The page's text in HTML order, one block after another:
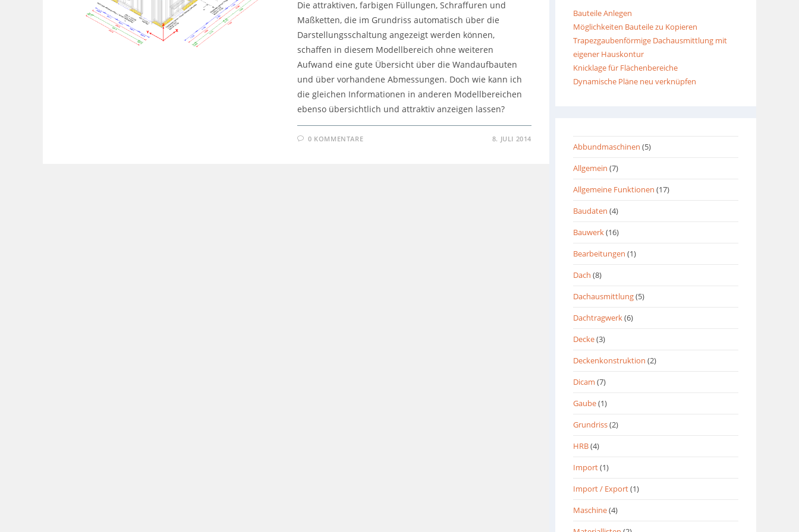
Die attraktiven, farbigen Füllungen, Schraffuren und
Maßketten, die im Grundriss automatisch über die
Darstellungsschaltung angezeigt werden können,
schaffen in diesem Modellbereich ohne weiteren
Aufwand eine gute Übersicht über die Wandaufbauten
und über vorhandene Abmessungen. Doch wie kann ich
die gleichen Informationen in anderen Modellbereichen
ebenso übersichtlich und attraktiv anzeigen lassen?
0 KOMMENTARE 8. JULI 2014
Bauteile Anlegen
Möglichkeiten Bauteile zu Kopieren
Trapezgaubenförmige Dachausmittlung mit
eigener Hauskontur
Knicklage für Flächenbereiche
Dynamische Pläne neu verknüpfen
Abbundmaschinen (5)
Allgemein (7)
Allgemeine Funktionen (17)
Baudaten (4)
Bauwerk(16)
Bearbeitungen (1)
Dach (8)
Dachausmittlung(5)
Dachtragwerk(6)
Decke(3)
Deckenkonstruktion (2)
Dicam (7)
Gaube(1)
Grundriss(2)
HRB(4)
Import(1)
Import / Export(1)
Maschine(4)